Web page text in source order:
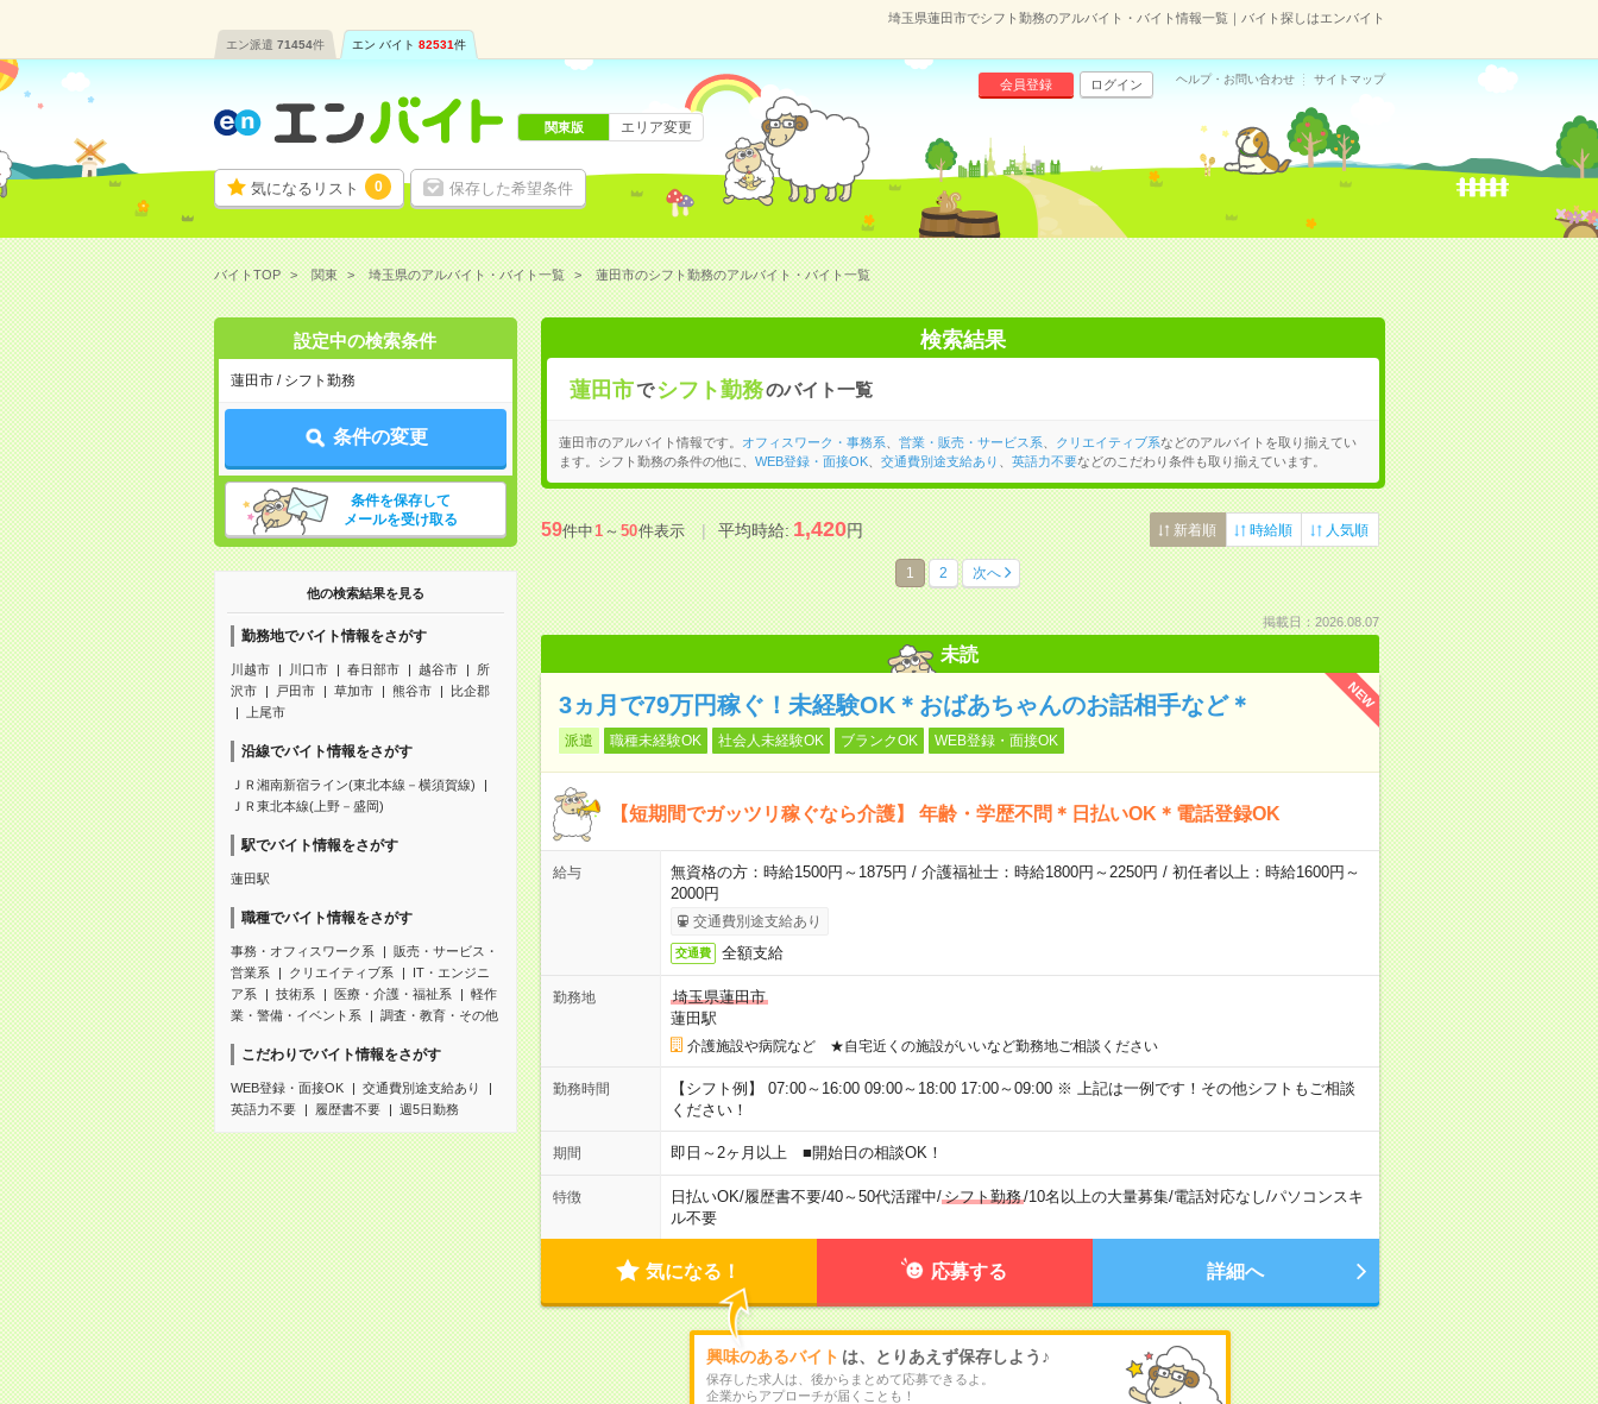
埼玉県蓮田市でシフト勤務のアルバイト・バイト情報一覧｜バイト探しはエンバイト
エン派遣 71454件 エン バイト 82531件
気になるリスト 0 保存した希望条件
会員登録 ログイン ヘルプ・お問い合わせ サイトマップ
関東版 エリア変更
バイトTOP 関東 埼玉県のアルバイト・バイト一覧 蓮田市のシフト勤務のアルバイト・バイト一覧
設定中の検索条件
蓮田市 / シフト勤務
条件の変更
条件を保存して
メールを受け取る
他の検索結果を見る
勤務地でバイト情報をさがす
川越市 川口市 春日部市 越谷市
所
沢市
戸田市 草加市 熊谷市
比企郡
上尾市
沿線でバイト情報をさがす
ＪＲ湘南新宿ライン(東北本線－横須賀線)
ＪＲ東北本線(上野－盛岡)
駅でバイト情報をさがす
蓮田駅
職種でバイト情報をさがす
事務・オフィスワーク系
販売・サービス・
営業系
クリエイティブ系
IT・エンジニ
ア系
技術系 医療・介護・福祉系
軽作
業・警備・イベント系
調査・教育・その他
こだわりでバイト情報をさがす
WEB登録・面接OK
交通費別途支給あり
英語力不要
履歴書不要 週5日勤務
検索結果
蓮田市で シフト勤務のバイト一覧
蓮田市のアルバイト情報です。 オフィスワーク・事務系 営業・販売・サービス系 クリエイティブ系などのアルバイトを取り揃えてい
ます。シフト勤務の条件の他に、 WEB登録・面接OK、 交通費別途支給あり 英語力不要などのこだわり条件も取り揃えています。
59件中1～50件表示 平均時給:1,420円 新着順 時給順 人気順
1 2 次へ
掲載日：2026.08.07
未読
NEW
3ヵ月で79万円稼ぐ！未経験OK＊おばあちゃんのお話相手など＊
派遣 職種未経験OK 社会人未経験OK ブランクOK WEB登録・面接OK
【短期間でガッツリ稼ぐなら介護】 年齢・学歴不問＊日払いOK＊電話登録OK
給与
無資格の方：時給1500円～1875円 / 介護福祉士：時給1800円～2250円 / 初任者以上：時給1600円～
2000円
交通費別途支給あり
交通費 全額支給
勤務地
埼玉県蓮田市
蓮田駅
介護施設や病院など ★自宅近くの施設がいいなど勤務地ご相談ください
勤務時間
【シフト例】 07:00～16:00 09:00～18:00 17:00～09:00 ※ 上記は一例です！その他シフトもご相談
ください！
期間 即日～2ヶ月以上 ■開始日の相談OK！
特徴 日払いOK/履歴書不要/40～50代活躍中/シフト勤務/10名以上の大量募集/電話対応なし/パソコンスキ
ル不要
気になる！ 応募する 詳細へ
興味のあるバイト は、とりあえず保存しよう♪
保存した求人は、後からまとめて応募できるよ。
企業からアプローチが届くことも！